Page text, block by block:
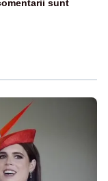
sunt